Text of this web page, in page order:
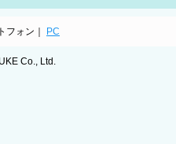
フォン｜ PC
Co., Ltd.